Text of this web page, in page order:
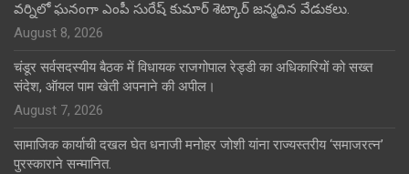
వర్నిలో ఘనంగా ఎంపీ సురేష్ కుమార్ శెట్కార్ జన్మదిన వేడుకలు.
August 8, 2026
चंडूर सर्वसदस्यीय बैठक में विधायक राजगोपाल रेड्डी का अधिकारियों को सख्त
संदेश, ऑयल पाम खेती अपनाने की अपील।
August 7, 2026
सामाजिक कार्याची दखल घेत धनाजी मनोहर जोशी यांना राज्यस्तरीय ‘समाजरत्न’
पुरस्काराने सन्मानित.